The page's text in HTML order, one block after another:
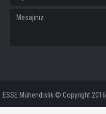
ESSE Mühendislik © Copyright 2016